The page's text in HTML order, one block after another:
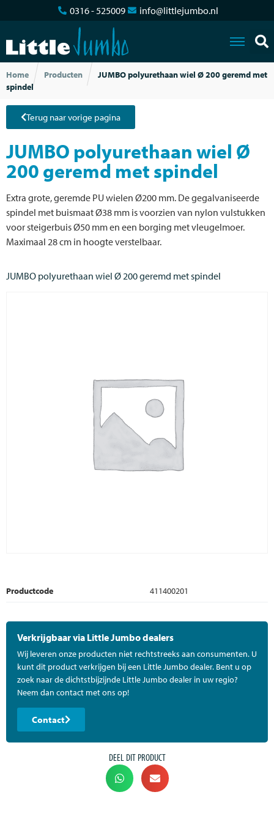
0316 - 525009 info@littlejumbo.nl
Home Producten
JUMBO polyurethaan wiel Ø 200 geremd met
spindel
Terug naar vorige pagina
JUMBO polyurethaan wiel Ø
200 geremd met spindel
Extra grote, geremde PU wielen Ø200 mm. De gegalvaniseerde
spindel met buismaat Ø38 mm is voorzien van nylon vulstukken
voor steigerbuis Ø50 mm en een borging met vleugelmoer.
Maximaal 28 cm in hoogte verstelbaar.
JUMBO polyurethaan wiel Ø 200 geremd met spindel
Productcode 411400201
Verkrijgbaar via Little Jumbo dealers
Wij leveren onze producten niet rechtstreeks aan consumenten. U
kunt dit product verkrijgen bij een Little Jumbo dealer. Bent u op
zoek naar de dichtstbijzijnde Little Jumbo dealer in uw regio?
Neem dan contact met ons op!
Contact
DEEL DIT PRODUCT